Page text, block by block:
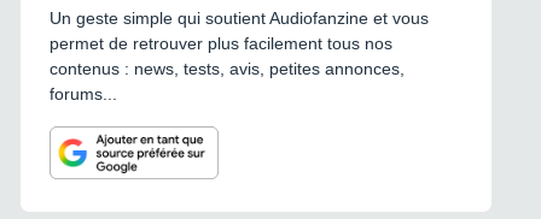
Un geste simple qui soutient Audiofanzine et vous
permet de retrouver plus facilement tous nos
contenus : news, tests, avis, petites annonces,
forums...